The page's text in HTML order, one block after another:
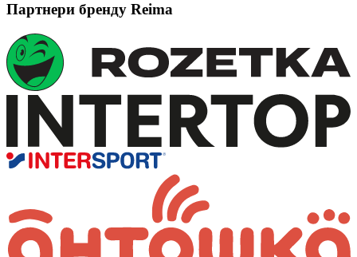
Партнери бренду Reima